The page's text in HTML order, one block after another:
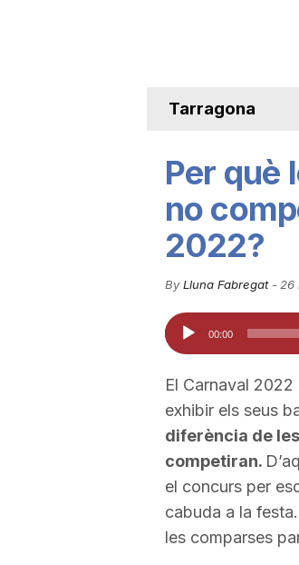
u
d
T
Tarragona
Per què
no
2022?
By Lluna Fabregat- 26
Reproductor
d'àudio
00:00
El Carnaval
exhibir els seus
diferència de
competiran.
el concurs per
cabuda a la
les comparses